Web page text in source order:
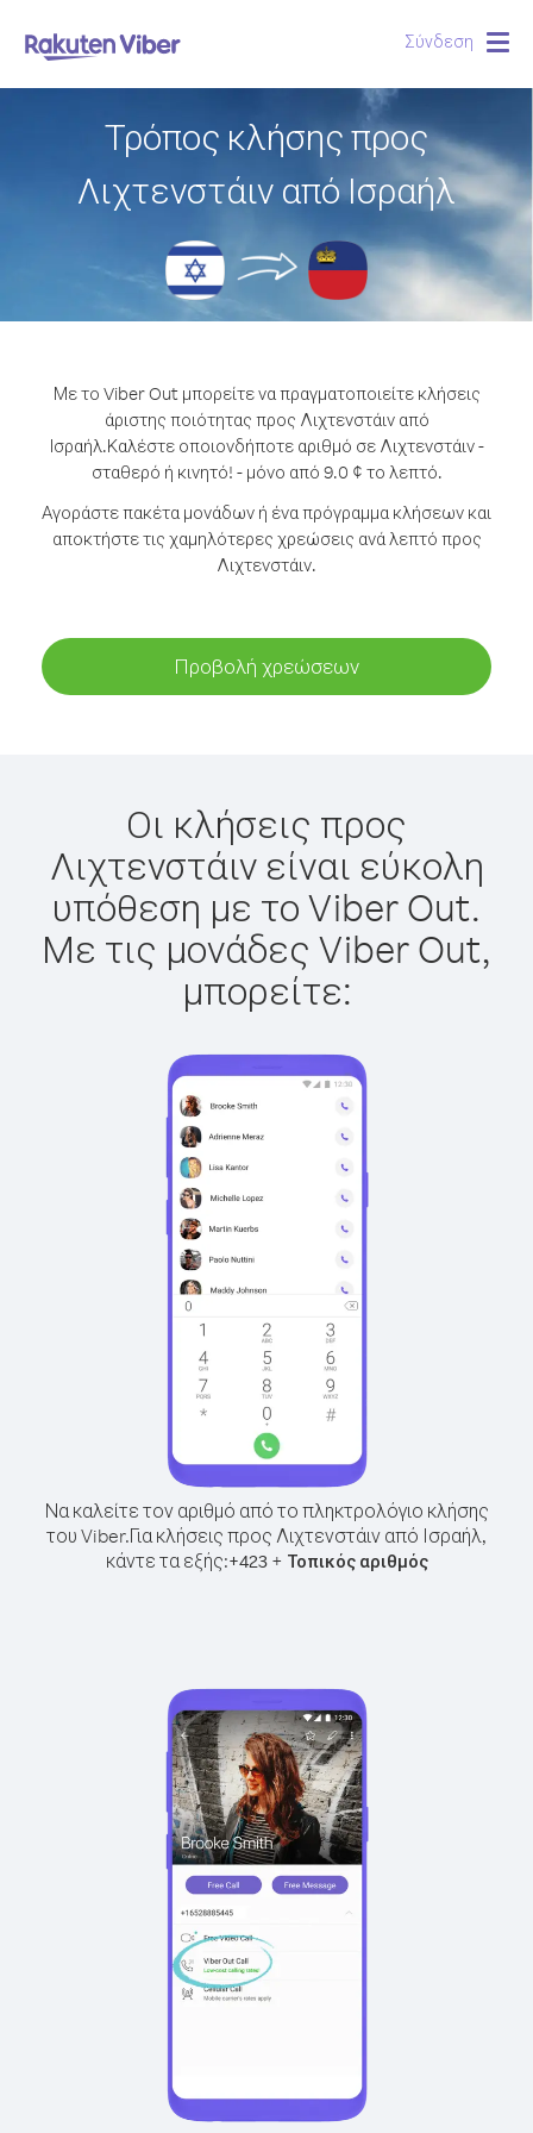
Σύνδεση
Τρόπος κλήσης προς
Λιχτενστάιν από Ισραήλ
Με το Viber Out μπορείτε να πραγματοποιείτε κλήσεις
άριστης ποιότητας προς Λιχτενστάιν από
Ισραήλ.Καλέστε οποιονδήποτε αριθμό σε Λιχτενστάιν -
σταθερό ή κινητό! - μόνο από 9.0 ¢ το λεπτό.
Αγοράστε πακέτα μονάδων ή ένα πρόγραμμα κλήσεων και
αποκτήστε τις χαμηλότερες χρεώσεις ανά λεπτό προς
Λιχτενστάιν.
Προβολή χρεώσεων
Οι κλήσεις προς
Λιχτενστάιν είναι εύκολη
υπόθεση με το Viber Out.
Με τις μονάδες Viber Out,
μπορείτε:
Να καλείτε τον αριθμό από το πληκτρολόγιο κλήσης
του Viber.Για κλήσεις προς Λιχτενστάιν από Ισραήλ,
κάντε τα εξής:+423+ Τοπικός αριθμός